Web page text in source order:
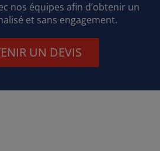
nos équipes afin d’obtenir un
et sans engagement.
UN DEVIS